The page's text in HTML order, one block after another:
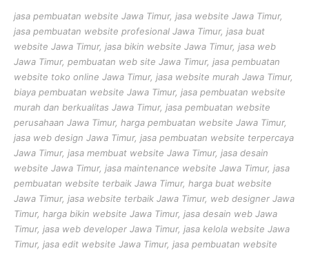
jasa pembuatan website Jawa Timur, jasa website Jawa Timur,
jasa pembuatan website profesional Jawa Timur, jasa buat
website Jawa Timur, jasa bikin website Jawa Timur, jasa web
Jawa Timur, pembuatan web site Jawa Timur, jasa pembuatan
website toko online Jawa Timur, jasa website murah Jawa Timur,
biaya pembuatan website Jawa Timur, jasa pembuatan website
murah dan berkualitas Jawa Timur, jasa pembuatan website
perusahaan Jawa Timur, harga pembuatan website Jawa Timur,
jasa web design Jawa Timur, jasa pembuatan website terpercaya
Jawa Timur, jasa membuat website Jawa Timur, jasa desain
website Jawa Timur, jasa maintenance website Jawa Timur, jasa
pembuatan website terbaik Jawa Timur, harga buat website
Jawa Timur, jasa website terbaik Jawa Timur, web designer Jawa
Timur, harga bikin website Jawa Timur, jasa desain web Jawa
Timur, jasa web developer Jawa Timur, jasa kelola website Jawa
Timur, jasa edit website Jawa Timur, jasa pembuatan website